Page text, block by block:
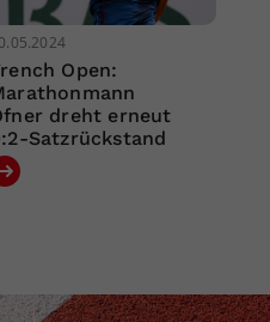
Open:
dreht erneut
Satzrückstand